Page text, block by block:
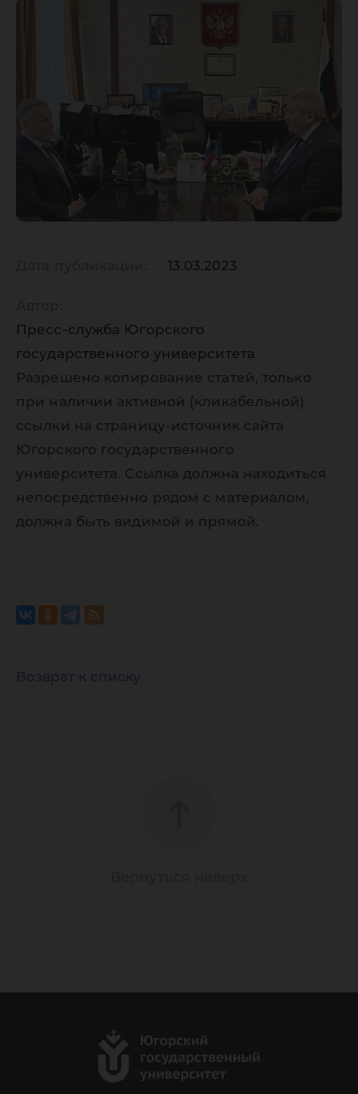
13.03.2023
Пресс-служба Югорского
государственного университета
Разрешено копирование статей, только
при наличии активной (кликабельной)
ссылки на страницу-источник сайта
Югорского государственного
университета. Ссылка должна находиться
непосредственно рядом с материалом,
должна быть видимой и прямой.
Возврат к списку